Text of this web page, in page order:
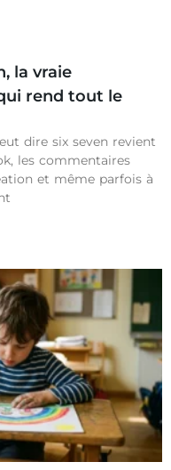
la vraie
rend tout le
dire six seven revient
les commentaires
et même parfois à